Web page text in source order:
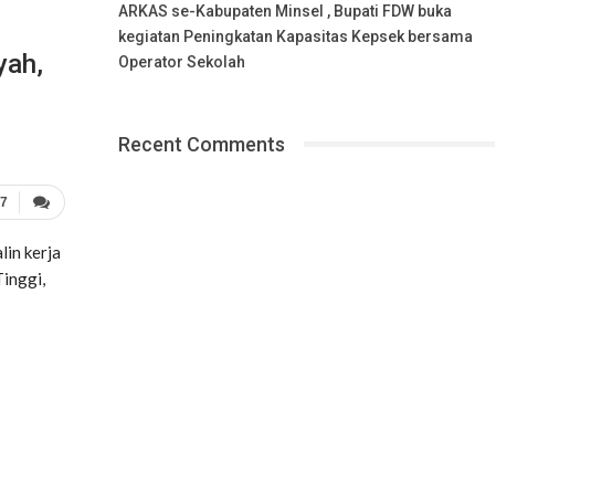
kerja
ARKAS se-Kabupaten Minsel , Bupati FDW buka
kegiatan Peningkatan Kapasitas Kepsek bersama
Operator Sekolah
Recent Comments